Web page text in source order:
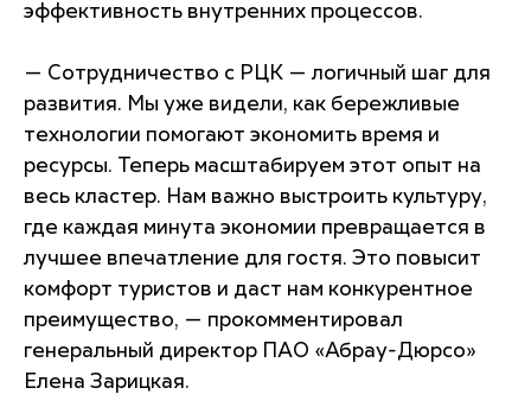
эффективность внутренних процессов.
— Сотрудничество с РЦК — логичный шаг для
развития. Мы уже видели, как бережливые
технологии помогают экономить время и
ресурсы. Теперь масштабируем этот опыт на
весь кластер. Нам важно выстроить культуру,
где каждая минута экономии превращается в
лучшее впечатление для гостя. Это повысит
комфорт туристов и даст нам конкурентное
преимущество, — прокомментировал
генеральный директор ПАО «Абрау-Дюрсо»
Елена Зарицкая.